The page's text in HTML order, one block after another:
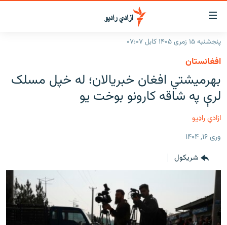
د
لاسرسۍ
وړ
لېنکونه
متن
ته
ورتلل
اصلي
ته
لټون
پاڼې
مراجعه
افغانستان
سیمه
منځنی ختیځ
خبرونه
افغانستان
نړۍ
د خپرونو جدول
مرکې
اونیزې خپرونې
انځوریزه برخه
ورزش
د کډوالۍ بحران
'کووېډ-۱۹'
پنجشنبه ۱۵ زمری ۱۴۰۵ کابل ۰۷:۰۷
افغانستان
بهرمیشتي افغان خبریالان؛ له خپل مسلک
لرې په شاقه کارونو بوخت یو
ازادي راډیو
وری ۱۶, ۱۴۰۴
شريکول